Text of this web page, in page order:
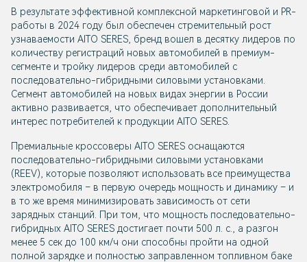
В результате эффективной комплексной маркетинговой и PR-
работы в 2024 году был обеспечен стремительный рост
узнаваемости AITO SERES, бренд вошел в десятку лидеров по
количеству регистраций новых автомобилей в премиум-
сегменте и тройку лидеров среди автомобилей с
последовательно-гибридными силовыми установками.
Сегмент автомобилей на новых видах энергии в России
активно развивается, что обеспечивает дополнительный
интерес потребителей к продукции AITO SERES.
Премиальные кроссоверы AITO SERES оснащаются
последовательно-гибридными силовыми установками
(REEV), которые позволяют использовать все преимущества
электромобиля – в первую очередь мощность и динамику – и
в то же время минимизировать зависимость от сети
зарядных станций. При том, что мощность последовательно-
гибридных AITO SERES достигает почти 500 л. с., а разгон
менее 5 сек до 100 км/ч они способны пройти на одной
полной зарядке и полностью заправленном топливном баке